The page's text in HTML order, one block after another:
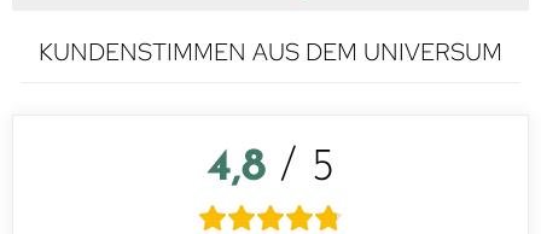
KUNDENSTIMMEN AUS DEM UNIVERSUM
4,8 / 5